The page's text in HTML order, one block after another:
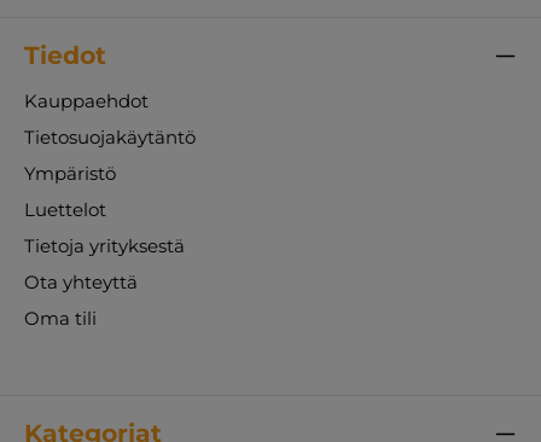
Tiedot
Kauppaehdot
Tietosuojakäytäntö
Ympäristö
Luettelot
Tietoja yrityksestä
Ota yhteyttä
Oma tili
Kategoriat